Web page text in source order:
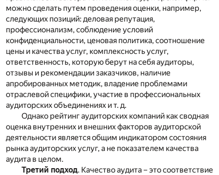
можно сделать путем проведения оценки, например,
следующих позиций: деловая репутация,
профессионализм, соблюдение условий
конфиденциальности, ценовая политика, соотношение
цены и качества услуг, комплексность услуг,
ответственность, которую берут на себя аудиторы,
отзывы и рекомендации заказчиков, наличие
апробированных методик, владение проблемами
отраслевой специфики, участие в профессиональных
аудиторских объединениях и т. д.
Однако рейтинг аудиторских компаний как сводная
оценка внутренних и внешних факторов аудиторской
деятельности является общим индикатором состояния
рынка аудиторских услуг, а не показателем качества
аудита в целом.
Третий подход. Качество аудита – это соответствие